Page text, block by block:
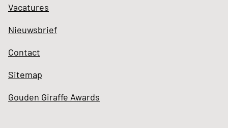
Vacatures
Nieuwsbrief
Contact
Sitemap
Gouden Giraffe Awards